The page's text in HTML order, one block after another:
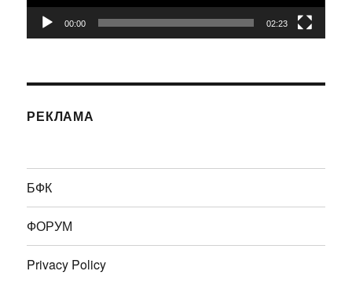
00:00 02:23
РЕКЛАМА
БФК
ФОРУМ
Privacy Policy